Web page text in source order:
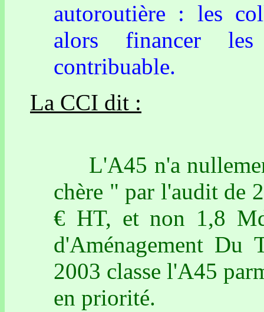
autoroutière : les
alors financer
contribuable.
La CCI dit :
L'A45 n'a
chère " par l'audit de
€ HT, et non 1,8
d'Aménagement
2003 classe l'A45
en priorité.